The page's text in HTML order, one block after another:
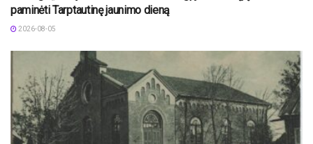
paminėti Tarptautinę jaunimo dieną
2026-08-05